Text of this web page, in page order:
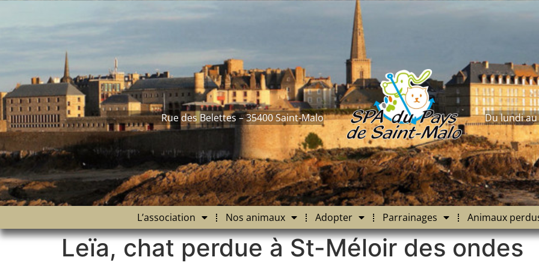
Rue des Belettes – 35400 Saint-Malo Du lundi au
L’association Nos animaux Adopter Parrainages Animaux
Leïa, chat perdue à St-Méloir des ondes